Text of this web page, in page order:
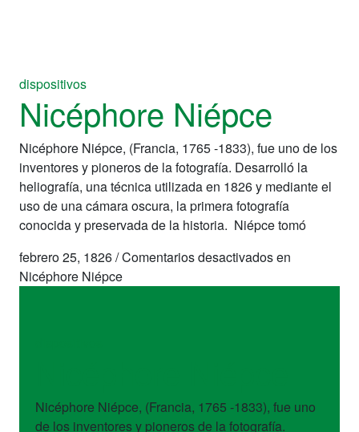
dispositivos
Nicéphore Niépce
Nicéphore Niépce, (Francia, 1765 -1833), fue uno de los
inventores y pioneros de la fotografía. Desarrolló la
heliografía, una técnica utilizada en 1826 y mediante el
uso de una cámara oscura, la primera fotografía
conocida y preservada de la historia. Niépce tomó
febrero 25, 1826/Comentarios desactivadosen
Nicéphore Niépce
Nicéphore Niépce, (Francia, 1765 -1833), fue uno
de los inventores y pioneros de la fotografía.